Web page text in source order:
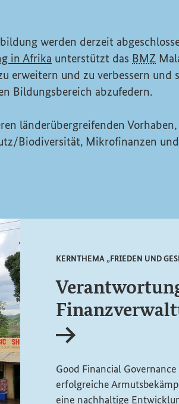
werden derzeit
in Afrika (Externer Link)
unterstützt das BMZ
erweitern und zu verbessern und
Bildungsbereich abzufedern.
länderübergreifenden
Biodiversität, Mikrofinanzen und
KERNTHEMA „FRIEDEN UND
Good Financial Governance
erfolgreiche
eine nachhaltige